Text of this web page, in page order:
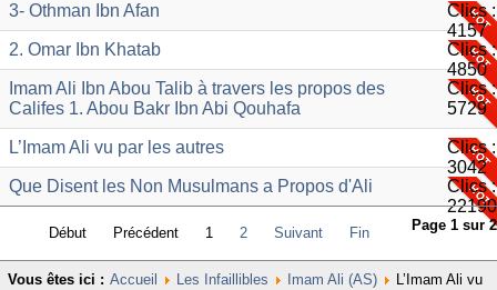
3- Othman Ibn Afan
Clics :
4157
2. Omar Ibn Khatab
Clics :
4850
Imam Ali Ibn Abou Talib à travers les propos des
Califes 1. Abou Bakr Ibn Abi Qouhafa
Clics :
5729
L’Imam Ali vu par les autres
Clics :
3042
Que Disent les Non Musulmans a Propos d'Ali
Clics :
22190
Page 1 sur 2
Début Précédent 1 2 Suivant Fin
Vous êtes ici : Accueil Les Infaillibles Imam Ali (AS)
L’Imam Ali vu